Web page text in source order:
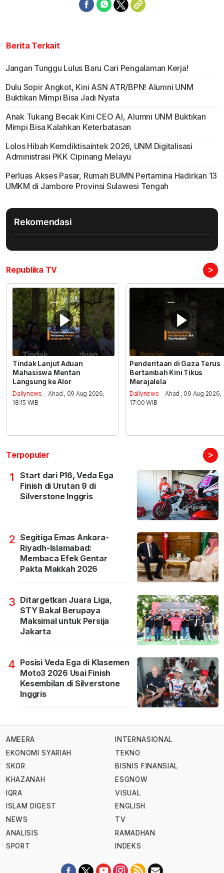
Berita Terkait
Jangan Tunggu Lulus Baru Cari Pengalaman Kerja!
Dulu Sopir Angkot, Kini ASN ATR/BPN! Alumni UNM
Buktikan Mimpi Bisa Jadi Nyata
Anak Tukang Becak Kini CEO AI, Alumni UNM Buktikan
Mimpi Bisa Kalahkan Keterbatasan
Lolos Hibah Kemdiktisaintek 2026, UNM Digitalisasi
Administrasi PKK Cipinang Melayu
Perluas Akses Pasar, Rumah BUMN Pertamina Hadirkan 13
UMKM di Jambore Provinsi Sulawesi Tengah
Rekomendasi
Republika TV >
Tindak Lanjut Aduan
Mahasiswa Mentan
Langsung ke Alor
Dailynews - Ahad , 09 Aug 2026,
18:15 WIB
Penderitaan di Gaza Terus
Bertambah Kini Tikus
Merajalela
Dailynews - Ahad , 09 Aug 2026,
17:00 WIB
Terpopuler >
1
Start dari P16, Veda Ega
Finish di Urutan 9 di
Silverstone Inggris
2 Segitiga Emas Ankara-
Riyadh-Islamabad:
Membaca Efek Gentar
Pakta Makkah 2026
3 Ditargetkan Juara Liga,
STY Bakal Berupaya
Maksimal untuk Persija
Jakarta
4 Posisi Veda Ega di Klasemen
Moto3 2026 Usai Finish
Kesembilan di Silverstone
Inggris
AMEERA
EKONOMI SYARIAH
SKOR
KHAZANAH
IQRA
ISLAM DIGEST
NEWS
ANALISIS
SPORT
INTERNASIONAL
TEKNO
BISNIS FINANSIAL
ESGNOW
VISUAL
ENGLISH
TV
RAMADHAN
INDEKS